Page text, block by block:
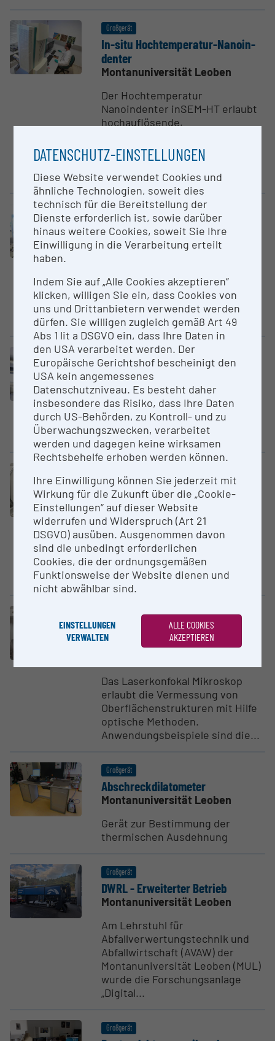
Großgerät
In-situ Hochtem­pe­ratur-Nanoin­
denter
Montanuniversität Leoben
Der Hochtemperatur
Nanoindenter inSEM-HT erlaubt
hochauflösende,
Verformungsexperimente von
Raumtemperatur bis zu maximal
1000 °C....
Vakuum-Kammer-Beschichtung-
ARC-HiPIMS
Montanuniversität Leoben
Plasmabasierte
Niedertemperatur-
Beschichtungsanlage mit der
Möglichkeit zur Plasmaanalyse.
Großgerät
Durchlauf-Katho­den­zer­stäu­
bungs­anlage
Montanuniversität Leoben
Sputteranlage zur Synthese von
funktionalen Schichten
Univer­sal­prüf­ma­schine für Zug-,
Druck- und Biege­ver­suche
Montanuniversität Leoben
Prüfeinrichtung der
zerstörenden Werkstoffprüfung,
Bestimmung statischer
mechanischer Kennwerte
Konfo­kales 3D Laser­s­canning-
Mikroskop
Das Laserkonfokal Mikroskop
erlaubt die Vermessung von
Oberflächenstrukturen mit Hilfe
optische Methoden.
Anwendungsbeispiele sind die...
Großgerät
Absch­reck­di­la­to­meter
Montanuniversität Leoben
Gerät zur Bestimmung der
thermischen Ausdehnung
Großgerät
DWRL - Erwei­terter Betrieb
Montanuniversität Leoben
Am Lehrstuhl für
Abfallverwertungstechnik und
Abfallwirtschaft (AVAW) der
Montanuniversität Leoben (MUL)
wurde die Forschungsanlage
„Digital...
Großgerät
DATENSCHUTZ-EINSTELLUNGEN
Diese Website verwendet Cookies und
ähnliche Technologien, soweit dies
technisch für die Bereitstellung der
Dienste erforderlich ist, sowie darüber
hinaus weitere Cookies, soweit Sie Ihre
Einwilligung in die Verarbeitung erteilt
haben.
Indem Sie auf „Alle Cookies akzeptieren“
klicken, willigen Sie ein, dass Cookies von
uns und Drittanbietern verwendet werden
dürfen. Sie willigen zugleich gemäß Art 49
Abs 1 lit a DSGVO ein, dass Ihre Daten in
den USA verarbeitet werden. Der
Europäische Gerichtshof bescheinigt den
USA kein angemessenes
Datenschutzniveau. Es besteht daher
insbesondere das Risiko, dass Ihre Daten
durch US-Behörden, zu Kontroll- und zu
Überwachungszwecken, verarbeitet
werden und dagegen keine wirksamen
Rechtsbehelfe erhoben werden können.
Ihre Einwilligung können Sie jederzeit mit
Wirkung für die Zukunft über die „Cookie-
Einstellungen“ auf dieser Website
widerrufen und Widerspruch (Art 21
DSGVO) ausüben. Ausgenommen davon
sind die unbedingt erforderlichen
Cookies, die der ordnungsgemäßen
Funktionsweise der Website dienen und
nicht abwählbar sind.
EINSTELLUNGEN
VERWALTEN
ALLE COOKIES
AKZEPTIEREN